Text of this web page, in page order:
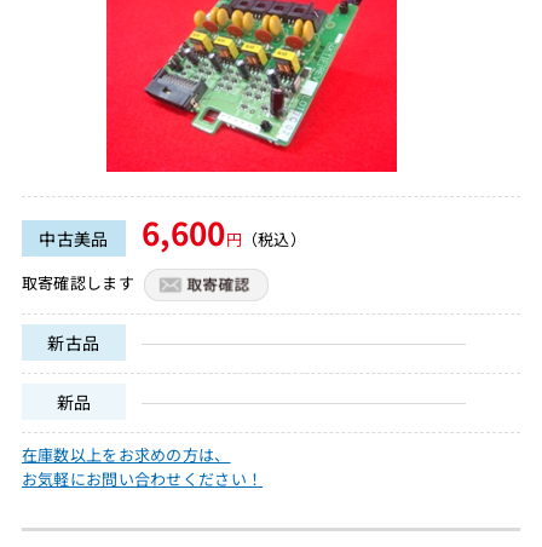
中古美品 6,600円 （税込）
取寄確認します
新古品
新品
在庫数以上をお求めの方は、
お気軽にお問い合わせください！